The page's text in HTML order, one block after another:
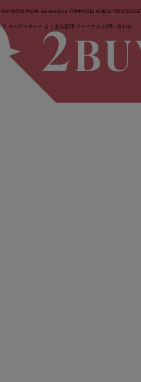
PARK wb feerique FRAPBOIS ADIEU TRISTESSE
フ コーディネート よくある質問 ジャーナル お問い合わせ